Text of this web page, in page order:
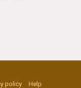
policy
Help